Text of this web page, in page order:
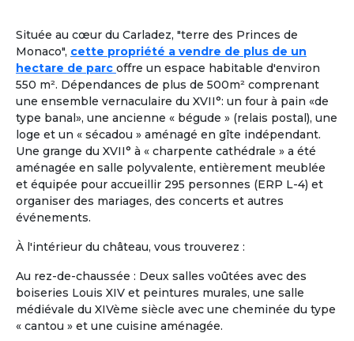
Située au cœur du Carladez, "terre des Princes de
Monaco", cette propriété a vendre de plus de un
hectare de parc offre un espace habitable d'environ
550 m². Dépendances de plus de 500m² comprenant
une ensemble vernaculaire du XVII°: un four à pain «de
type banal», une ancienne « bégude » (relais postal), une
loge et un « sécadou » aménagé en gîte indépendant.
Une grange du XVII° à « charpente cathédrale » a été
aménagée en salle polyvalente, entièrement meublée
et équipée pour accueillir 295 personnes (ERP L-4) et
organiser des mariages, des concerts et autres
événements.
À l'intérieur du château, vous trouverez :
Au rez-de-chaussée : Deux salles voûtées avec des
boiseries Louis XIV et peintures murales, une salle
médiévale du XIVème siècle avec une cheminée du type
« cantou » et une cuisine aménagée.
1 Location dans une Maison Partagée et Solidaire
taille humaine oucolocation chez un senior, pour une
retraite paisible, en adoptantun mode de vie collectif
ou chaque retraité a son rôle à jouer.Les colocataires
seniors n’y sont pas « accueillis », ils sont réellement
chez eux !
Colocation Seniors Maison Partagée
Marrakech Maroc
Et si votre retraite prenait une nouvelle
dimension, entre confort, rencontres et
logement propose une colocation clé en
souhaitant s’installer dans un
environnement à la fois serein, sécurisé et
vivant, tout en conservant leur
indépendance. L’appartement, spacieux et
À la une